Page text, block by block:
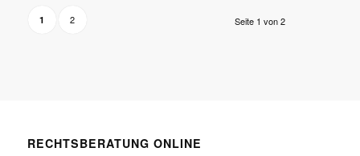
Seite 1 von 2
1 2
RECHTSBERATUNG ONLINE